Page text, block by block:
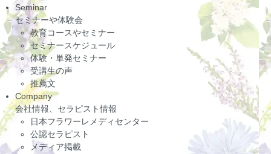
Seminar
セミナーや体験会
教育コースやセミナー
セミナースケジュール
体験・単発セミナー
受講生の声
推薦文
Company
会社情報、セラピスト情報
日本フラワーレメディセンター
公認セラピスト
メディア掲載